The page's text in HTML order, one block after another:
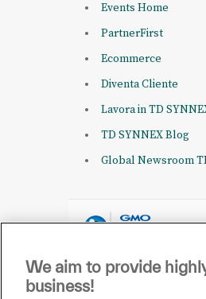
Events Home
PartnerFirst
Ecommerce
Diventa Cliente
Lavora in TD
TD SYNNEX Blog
Global Newsroom
We aim to provide
business!